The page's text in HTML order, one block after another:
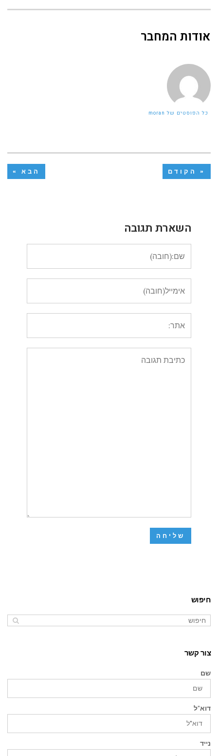
אודות המחבר
כל הפוסטים של moran
« הקודם הבא »
השארת תגובה
חיפוש
צור קשר
שם
דוא"ל
נייד